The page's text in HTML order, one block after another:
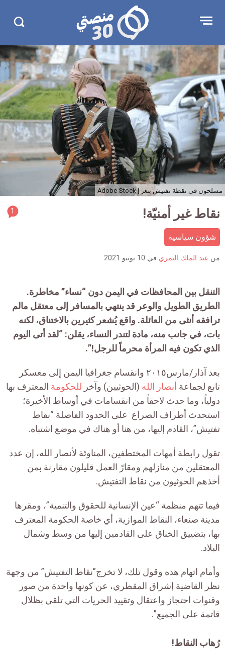
الإعلان
منصتي
30
مسلحون في نقطة تفتيش بتعز |Adobe Stock
1 نقاط غير أمنيّة!
شؤون سياسية
من عبد الملك النمري في 10 يونيو 2021
التنقل بين المحافظات في اليمن دون “نساء” مخاطرة.
الطريق الطويل والوعر قد ينتهي بالمسافر إلى معتقل مالم
ترافقه أنثى من العائلة. واقع يُشعر كثيرين بالاختناق، لكنه
بات، في جانب منه، مادة لتندر النساء، يقلن: “لقد أتى اليوم
الذي تكون فيه المرأة محرماً للرجل!”.
بعد آذار/مارس٢٠١٥ وانقسام جغرافيا اليمن إلى معسكر
تابع لجماعة أنصار الله (الحوثيين) وآخر للحكومة المعترف بها
دولياً، وما حدث لاحقاً من انقسامات في أوساط الأخيرة؛
استحدث أطراف الصراع على الحدود الفاصلة “نقاط
تفتيش”، القادم إليها، من هنا أو هناك في موضع اشتباه.
تقول رابطة أمهات المختطفين، المناوئة لأنصار الله، إن عدد
المعتقلين من منازلهم ومقارّ العمل قليلون مقارنة بمن
أخذهم الحوثيون من نقاط التفتيش.
فيما تتهم منظمة “عين الإنسانية للحقوق والتنمية”، ومقرها
مدينة صنعاء، النقاط الموازية، أي خاصة الحكومة المعترف
بها، بتضييق الخناق على القادمين إليها من وسط وشمال
البلاد.
وأمام اتهام هذه وقول تلك، لا تخرج”نقاط التفتيش” من وجهة
نظر القاضية إشراق المقطري، عن كونها واحدة من صور
وقنوات احتجاز واعتقال وتقييد الحريات التي تلقي بظلال
قاتمة على الجميع”.
رُهاب النقاط!